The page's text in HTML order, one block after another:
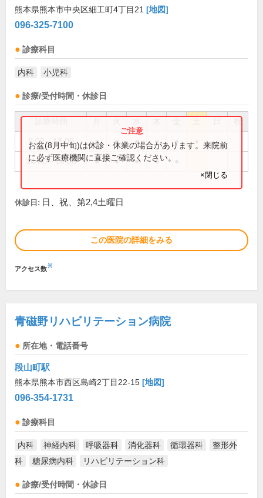
熊本県熊本市中央区細工町4丁目21 [地図]
096-325-7100
診療科目
内科 小児科
診療/受付時間・休診日
祝
9:00～13:00 ● ● ● ● ●
14:00～18:00 ● ● ● ●
お盆(8月中旬)は休診・休業の場合があります。来院前
に必ず医療機関に直接ご確認ください。
×閉じる
休診日: 日、祝、第2,4土曜日
この医院の詳細をみる
アクセス数※
青磁野リハビリテーション病院
所在地・電話番号
段山町駅
熊本県熊本市西区島崎2丁目22-15 [地図]
096-354-1731
診療科目
内科 神経内科 呼吸器科 消化器科 循環器科
整形外
科
糖尿病内科 リハビリテーション科
診療/受付時間・休診日